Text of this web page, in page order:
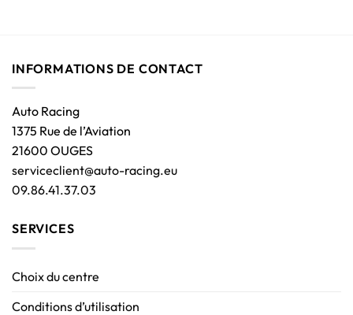
INFORMATIONS DE CONTACT
Auto Racing
1375 Rue de l’Aviation
21600 OUGES
serviceclient@auto-racing.eu
09.86.41.37.03
SERVICES
Choix du centre
Conditions d’utilisation